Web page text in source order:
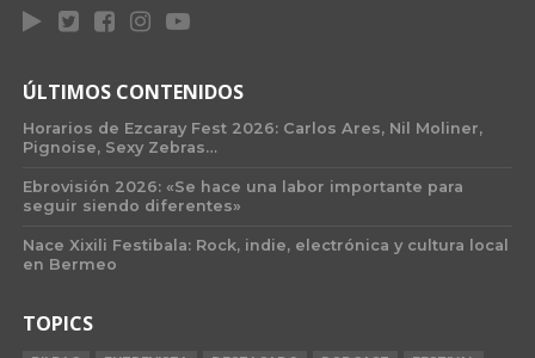
ÚLTIMOS CONTENIDOS
Horarios de Ezcaray Fest 2026: Carlos Ares, Nil Moliner,
Pignoise, Sexy Zebras…
Ebrovisión 2026: «Se hace una labor importante para
seguir siendo diferentes»
Nace Xixili Festibala: Rock, indie, electrónica y cultura local
en Bermeo
TOPICS